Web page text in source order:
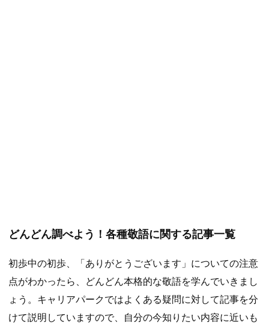
どんどん調べよう！各種敬語に関する記事一覧
初歩中の初歩、「ありがとうございます」についての注意
点がわかったら、どんどん本格的な敬語を学んでいきまし
ょう。キャリアパークではよくある疑問に対して記事を分
けて説明していますので、自分の今知りたい内容に近いも